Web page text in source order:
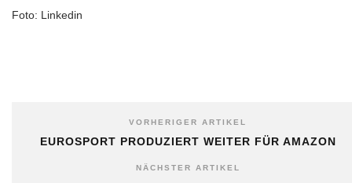
Foto: Linkedin
VORHERIGER ARTIKEL
EUROSPORT PRODUZIERT WEITER FÜR AMAZON
NÄCHSTER ARTIKEL